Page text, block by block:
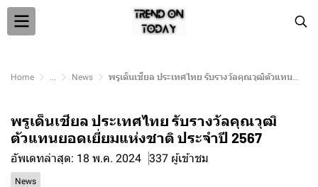
Home ... News พรูเด็นเชียล ประเทศไทย รับรางวัลคุณวุฒิตัวแทนยอดเยี่ยมแห่งชาติ ประจำปี 2567
พรูเด็นเชียล ประเทศไทย รับรางวัลคุณวุฒิ
ตัวแทนยอดเยี่ยมแห่งชาติ ประจำปี 2567
อัพเดทล่าสุด: 18 พ.ค. 2024 337 ผู้เข้าชม
News